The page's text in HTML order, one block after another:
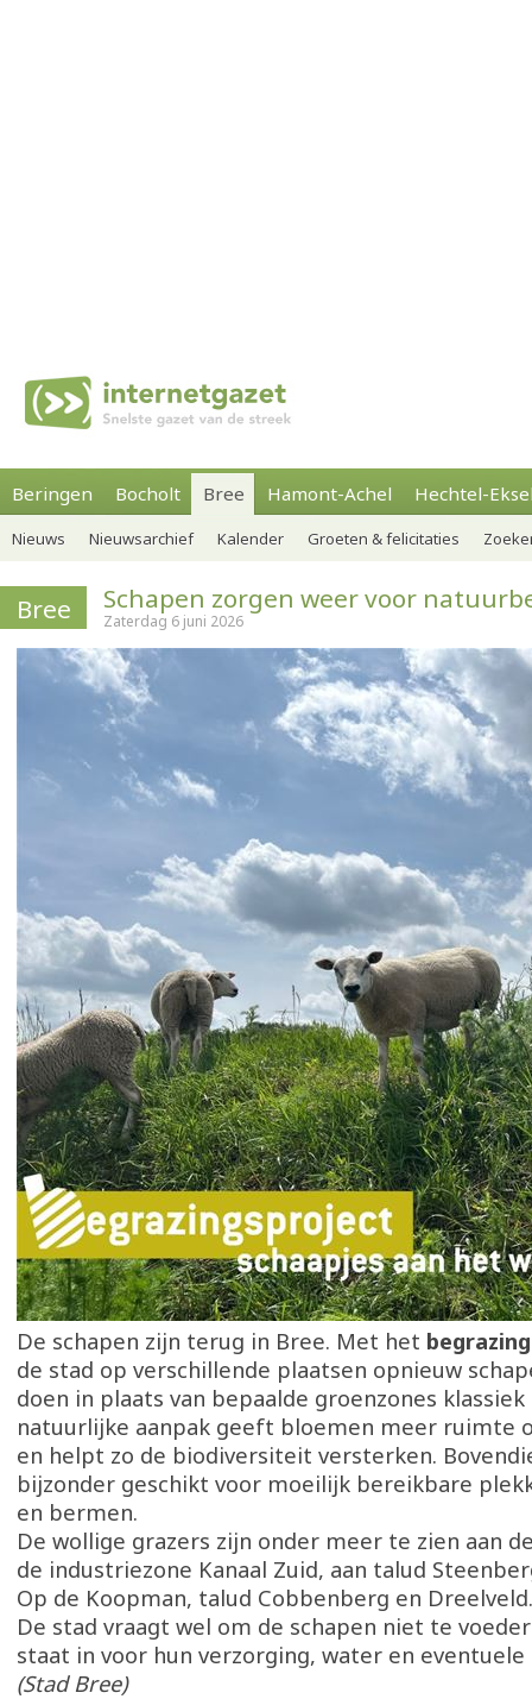
Beringen Bocholt Bree Hamont-Achel Hechtel-
Nieuws Nieuwsarchief Kalender Groeten & felicitaties
Bree Schapen zorgen weer voor
Zaterdag 6 juni 2026
De schapen zijn terug in Bree. Met het
de stad op verschillende plaatsen opnieuw
doen in plaats van bepaalde groenzones
natuurlijke aanpak geeft bloemen meer ruimte
en helpt zo de biodiversiteit versterken.
bijzonder geschikt voor moeilijk bereikbare
en bermen.
De wollige grazers zijn onder meer te zien aan
de industriezone Kanaal Zuid, aan talud
Op de Koopman, talud Cobbenberg en
De stad vraagt wel om de schapen niet te
staat in voor hun verzorging, water en eventuele
(Stad Bree)